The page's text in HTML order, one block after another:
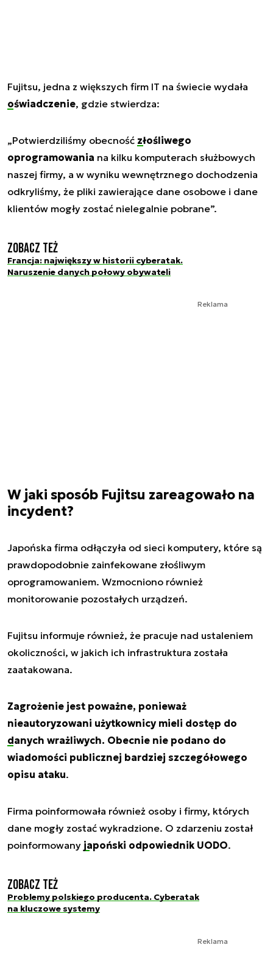
Fujitsu, jedna z większych firm IT na świecie wydała
oświadczenie, gdzie stwierdza:
„Potwierdziliśmy obecność złośliwego
oprogramowania na kilku komputerach służbowych
naszej firmy, a w wyniku wewnętrznego dochodzenia
odkryliśmy, że pliki zawierające dane osobowe i dane
klientów mogły zostać nielegalnie pobrane”.
Zobacz też
Francja: największy w historii cyberatak.
Naruszenie danych połowy obywateli
Reklama
W jaki sposób Fujitsu zareagowało na
incydent?
Japońska firma odłączyła od sieci komputery, które są
prawdopodobnie zainfekowane złośliwym
oprogramowaniem. Wzmocniono również
monitorowanie pozostałych urządzeń.
Fujitsu informuje również, że pracuje nad ustaleniem
okoliczności, w jakich ich infrastruktura została
zaatakowana.
Zagrożenie jest poważne, ponieważ
nieautoryzowani użytkownicy mieli dostęp do
danych wrażliwych. Obecnie nie podano do
wiadomości publicznej bardziej szczegółowego
opisu ataku.
Firma poinformowała również osoby i firmy, których
dane mogły zostać wykradzione. O zdarzeniu został
poinformowany japoński odpowiednik UODO.
Zobacz też
Problemy polskiego producenta. Cyberatak
na kluczowe systemy
Reklama